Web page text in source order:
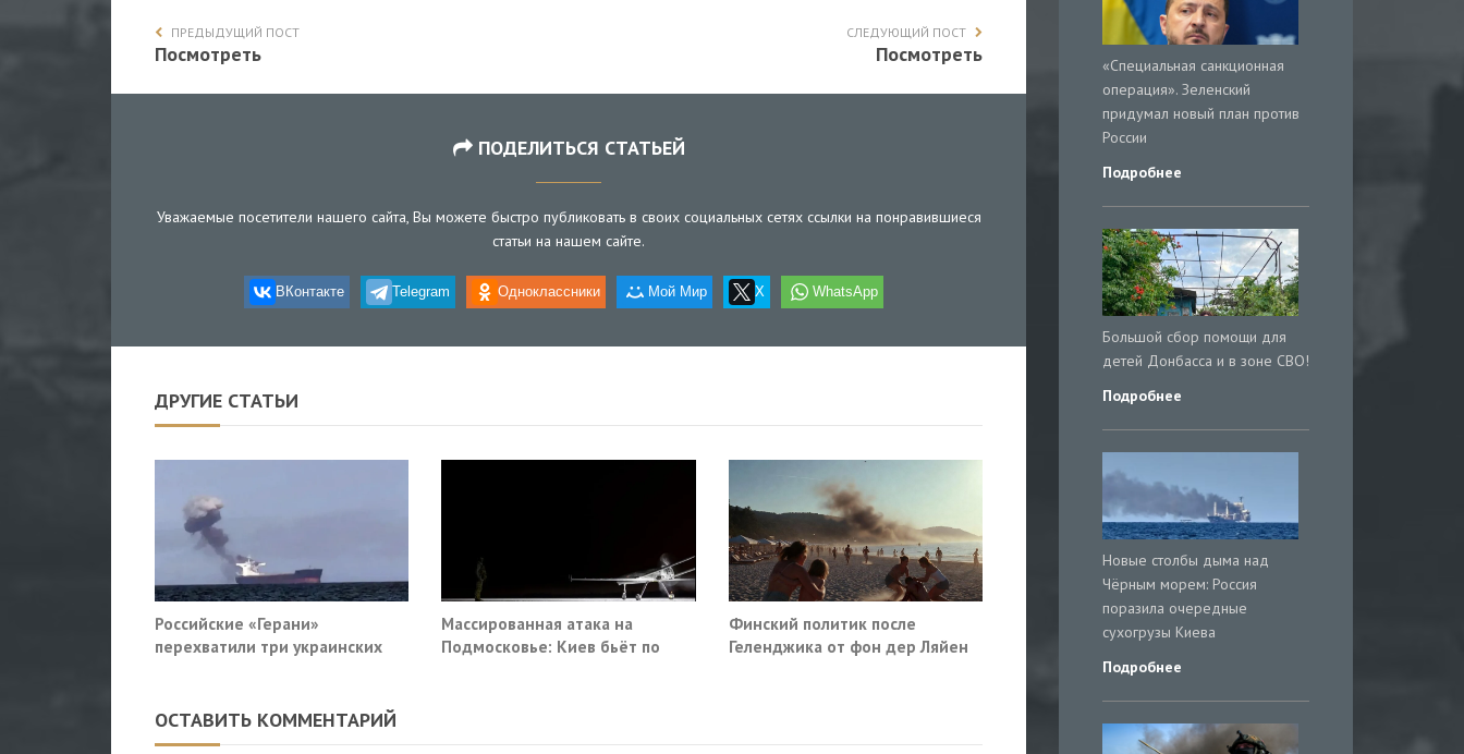
ПРЕДЫДУЩИЙ ПОСТ
Посмотреть
СЛЕДУЮЩИЙ ПОСТ
Посмотреть
ПОДЕЛИТЬСЯ СТАТЬЕЙ
Уважаемые посетители нашего сайта, Вы можете быстро публиковать в своих социальных сетях ссылки на понравившиеся
статьи на нашем сайте.
ВКонтакте Telegram Одноклассники Мой Мир X WhatsApp
ДРУГИЕ СТАТЬИ
Российские «Герани»
перехватили три украинских
Массированная атака на
Подмосковье: Киев бьёт по
Финский политик после
Геленджика от фон дер Ляйен
ОСТАВИТЬ КОММЕНТАРИЙ
«Специальная санкционная
операция». Зеленский
придумал новый план против
России
Подробнее
Большой сбор помощи для
детей Донбасса и в зоне СВО!
Подробнее
Новые столбы дыма над
Чёрным морем: Россия
поразила очередные
сухогрузы Киева
Подробнее